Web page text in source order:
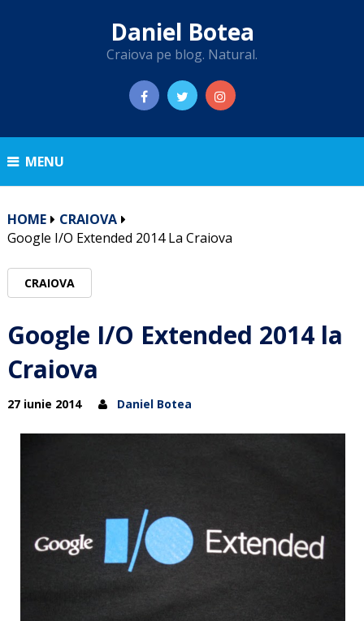
Daniel Botea
Craiova pe blog. Natural.
MENU
HOME
CRAIOVA
Google I/O Extended 2014 La Craiova
CRAIOVA
Google I/O Extended 2014 la
Craiova
27 iunie 2014 Daniel Botea